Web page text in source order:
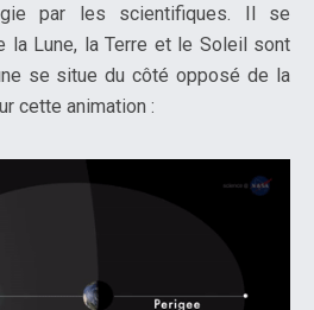
par les scientifiques. Il se
la Lune, la Terre et le Soleil sont
se situe du côté opposé de la
cette animation :